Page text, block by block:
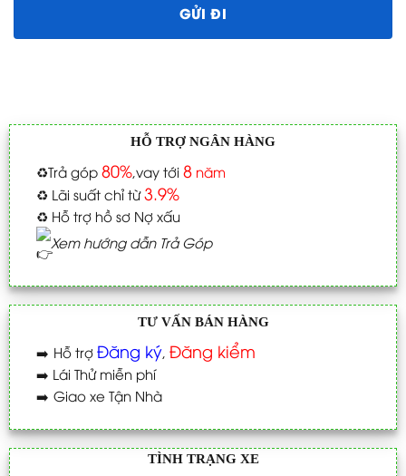
HỖ TRỢ NGÂN HÀNG
♻️Trả góp 80%,vay tới 8năm
♻️ Lãi suất chỉ từ3.9%
♻️ Hỗ trợ hồ sơ Nợ xấu
Xem hướng dẫn Trả Góp
TƯ VẤN BÁN HÀNG
➡️ Hỗ trợ Đăng ký, Đăng kiểm
➡️ Lái Thử miễn phí
➡️ Giao xe Tận Nhà
TÌNH TRẠNG XE